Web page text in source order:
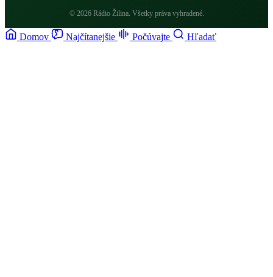
© 2026 Rádio Žilina. Všetky práva vyhradené.
Domov Najčítanejšie Počúvajte Hľadať